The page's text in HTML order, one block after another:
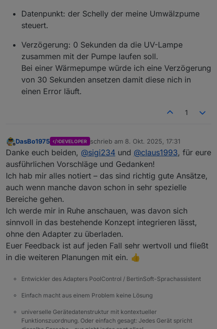
Datenpunkt: der Schelly der meine Umwälzpume
steuert.
Verzögerung: 0 Sekunden da die UV-Lampe
zusammen mit der Pumpe laufen soll.
Bei einer Wärmepumpe würde ich eine Verzögerung
von 30 Sekunden ansetzen damit diese nich in
einen Error läuft.
1
Offline
DasBo1975 DEVELOPER schrieb am 8. Okt. 2025, 17:31
zuletzt editiert von
Danke euch beiden, @sigi234 und @claus1993, für eure
ausführlichen Vorschläge und Gedanken!
Ich hab mir alles notiert – das sind richtig gute Ansätze,
auch wenn manche davon schon in sehr spezielle
Bereiche gehen.
Ich werde mir in Ruhe anschauen, was davon sich
sinnvoll in das bestehende Konzept integrieren lässt,
ohne den Adapter zu überladen.
Euer Feedback ist auf jeden Fall sehr wertvoll und fließt
in die weiteren Planungen mit ein. 👍
Entwickler des Adapters PoolControl / BertinSoft-Sprachassistent
Einfach macht aus einem Problem keine Lösung
universelle Gerätedatenstruktur mit kontextueller
Funktionszuordnung. Oder einfach gesagt: Jedes Gerät spricht